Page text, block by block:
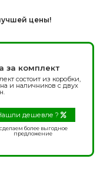
цены!
за комплект
состоит из коробки,
и наличников с двух
дешевле ?
более выгодное
предложение